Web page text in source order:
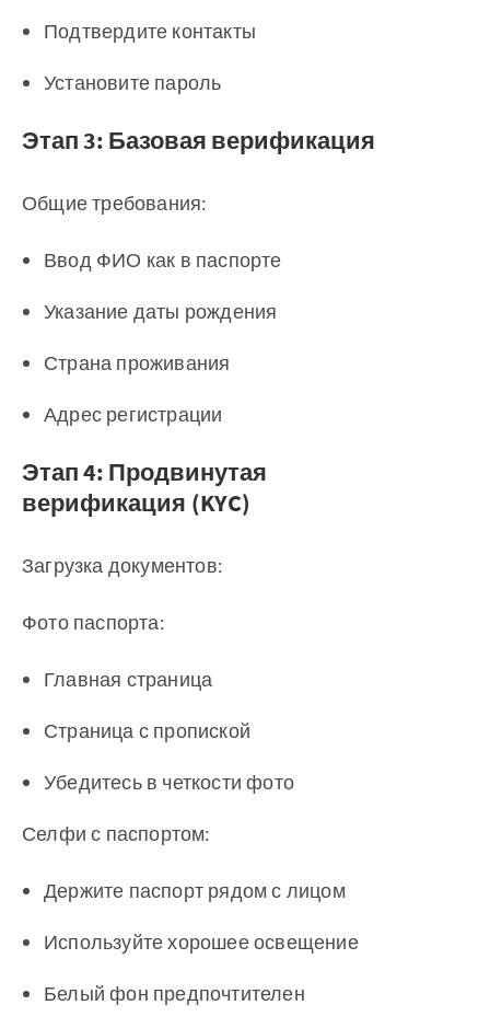
Подтвердите контакты
Установите пароль
Этап 3: Базовая верификация
Общие требования:
Ввод ФИО как в паспорте
Указание даты рождения
Страна проживания
Адрес регистрации
Этап 4: Продвинутая
верификация (KYC)
Загрузка документов:
Фото паспорта:
Главная страница
Страница с пропиской
Убедитесь в четкости фото
Селфи с паспортом:
Держите паспорт рядом с лицом
Используйте хорошее освещение
Белый фон предпочтителен